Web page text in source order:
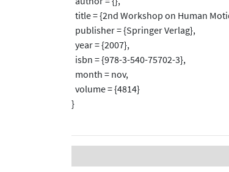
title = {2nd Workshop on Human
publisher = {Springer Verlag},
year = {2007},
isbn = {978-3-540-75702-3},
month = nov,
volume = {4814}
}